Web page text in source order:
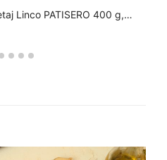
Linco PATISERO 400 g,…